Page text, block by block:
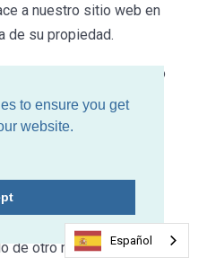
to ensure you get
website.
a nuestro sitio web en
de su propiedad.
en ningún otro
a cualquier parte de
la página de inicio.
de retirar el permiso de
con el contenido de
de otro modo, póngase en
Español